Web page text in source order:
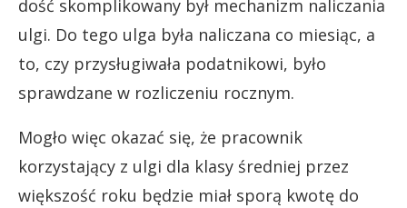
dość skomplikowany był mechanizm naliczania
ulgi. Do tego ulga była naliczana co miesiąc, a
to, czy przysługiwała podatnikowi, było
sprawdzane w rozliczeniu rocznym.
Mogło więc okazać się, że pracownik
korzystający z ulgi dla klasy średniej przez
większość roku będzie miał sporą kwotę do